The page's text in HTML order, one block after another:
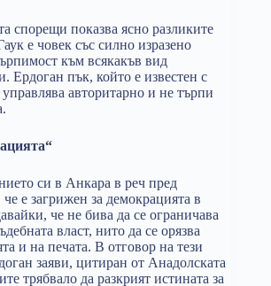
спорещи показва ясно разликите
е човек със силно изразено
към всякакъв вид
Ердоган пък, който е известен с
авторитарно и не търпи
си в Анкара в реч пред
че е загрижен за демокрацията в
че не бива да се ограничава
власт, нито да се орязва
и на печата. В отговор на тези
заяви, цитиран от Анадолската
трябвало да разкрият истината за